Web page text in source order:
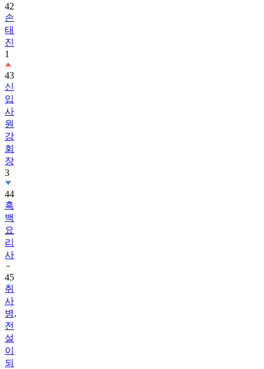
42
손
태
진
1
43
신
입
사
원
강
회
장
3
44
흑
백
요
리
사
45
취
사
병,
전
설
이
되